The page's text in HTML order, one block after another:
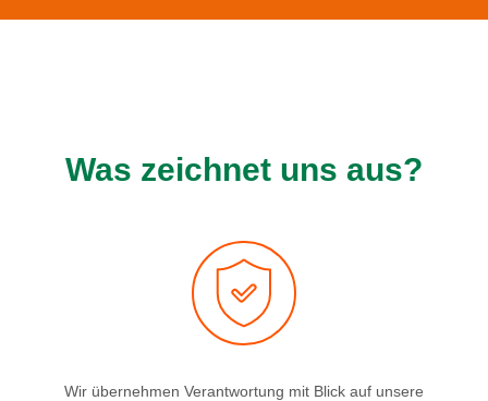
Was zeichnet uns aus?
Wir übernehmen Verantwortung mit Blick auf unsere